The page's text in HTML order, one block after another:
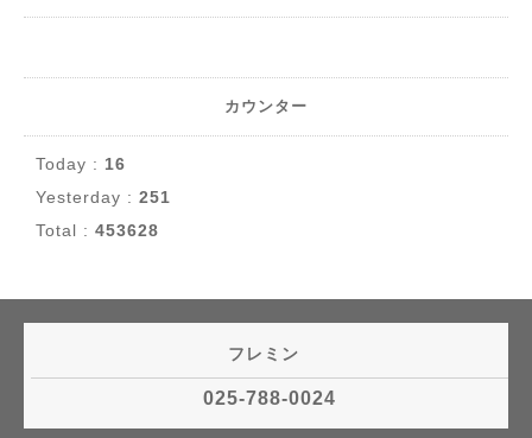
カウンター
Today : 16
Yesterday : 251
Total : 453628
フレミン
025-788-0024